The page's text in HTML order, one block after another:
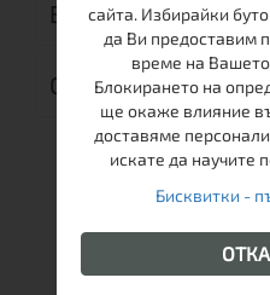
ВРЪЩАНЕ
ОТЗИВИ (0)
ОЩЕ ОТ
сайта. Избирайки
да Ви предоставим
време на
Блокирането на
ще окаже влияние
доставяме
искате да научите
Бисквитки -